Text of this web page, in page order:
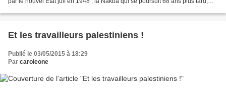
Et les travailleurs palestiniens !
Publié le 03/05/2015 à 18:29
Par caroleone